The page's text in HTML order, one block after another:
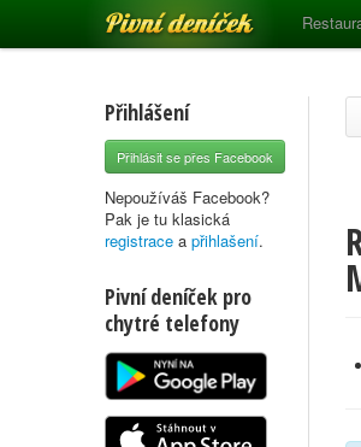
Pivní deníček
Přihlášení
Přihlásit se přes Facebook
Nepoužíváš Facebook?
Pak je tu klasická
registrace a přihlašení.
Pivní deníček pro
chytré telefony